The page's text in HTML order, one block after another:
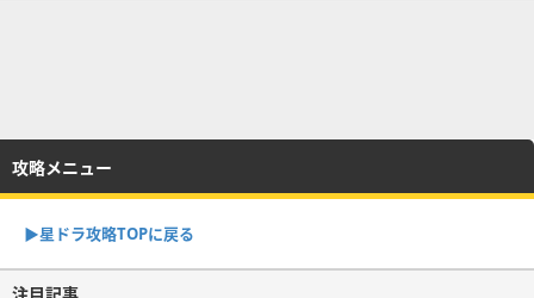
攻略メニュー
▶︎星ドラ攻略TOPに戻る